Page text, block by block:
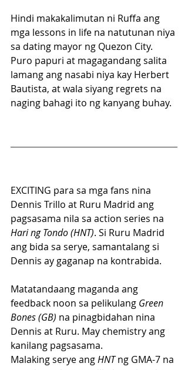
Hindi makakalimutan ni Ruffa ang
mga lessons in life na natutunan niya
sa dating mayor ng Quezon City.
Puro papuri at magagandang salita
lamang ang nasabi niya kay Herbert
Bautista, at wala siyang regrets na
naging bahagi ito ng kanyang buhay.
EXCITING para sa mga fans nina
Dennis Trillo at Ruru Madrid ang
pagsasama nila sa action series na
Hari ng Tondo (HNT). Si Ruru Madrid
ang bida sa serye, samantalang si
Dennis ay gaganap na kontrabida.
Matatandaang maganda ang
feedback noon sa pelikulang Green
Bones (GB) na pinagbidahan nina
Dennis at Ruru. May chemistry ang
kanilang pagsasama.
Malaking serye ang HNT ng GMA-7 na